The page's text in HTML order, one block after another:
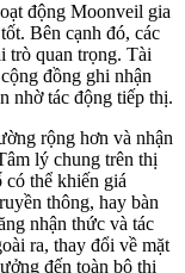
động Moonveil gia
Bên cạnh đó, các
trò quan trọng. Tài
đồng ghi nhận
nhờ tác động tiếp thị.
rộng hơn và nhận
lý chung trên thị
có thể khiến giá
thông, hay bàn
nhận thức và tác
ra, thay đổi về mặt
đến toàn bộ thị